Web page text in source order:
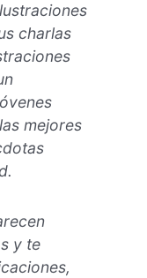
charlas
mejores
y te